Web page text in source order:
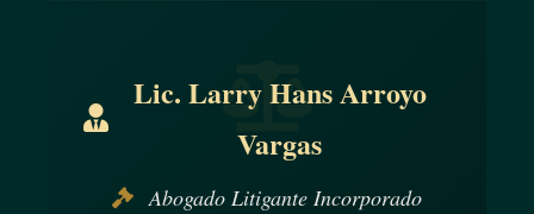
Lic. Larry Hans Arroyo
Vargas
Abogado Litigante Incorporado